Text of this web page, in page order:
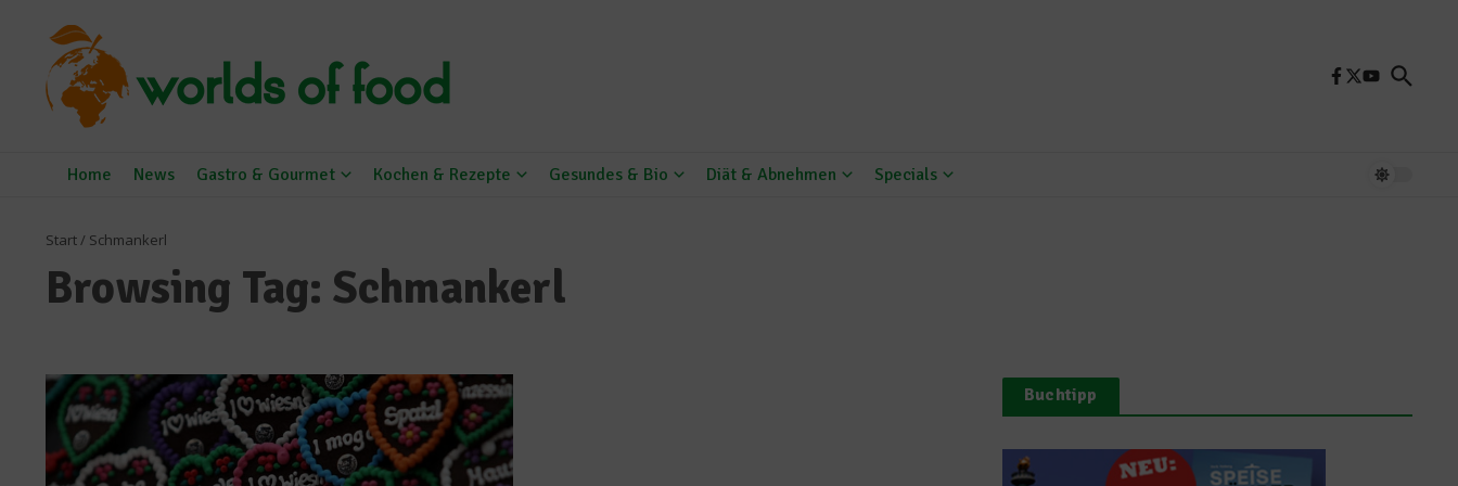
Home News Gastro & Gourmet Kochen & Rezepte Gesundes & Bio Diät & Abnehmen Specials
Start/ Schmankerl
Browsing Tag: Schmankerl
Buchtipp